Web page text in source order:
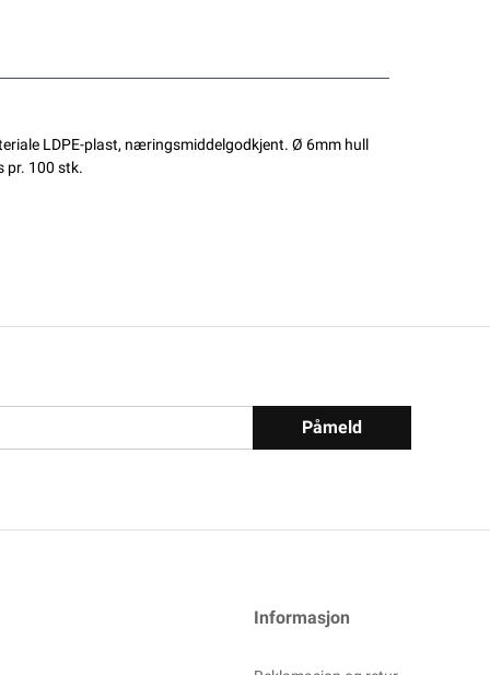
LDPE-plast, næringsmiddelgodkjent. Ø 6mm hull
pr. 100 stk.
Påmeld
Informasjon